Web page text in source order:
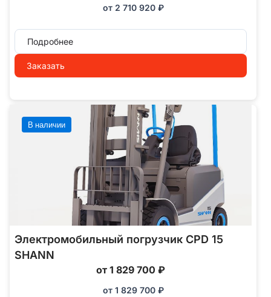
от 2 710 920 ₽
Подробнее
Заказать
В наличии
Электромобильный погрузчик CPD 15
SHANN
от 1 829 700 ₽
от 1 829 700 ₽